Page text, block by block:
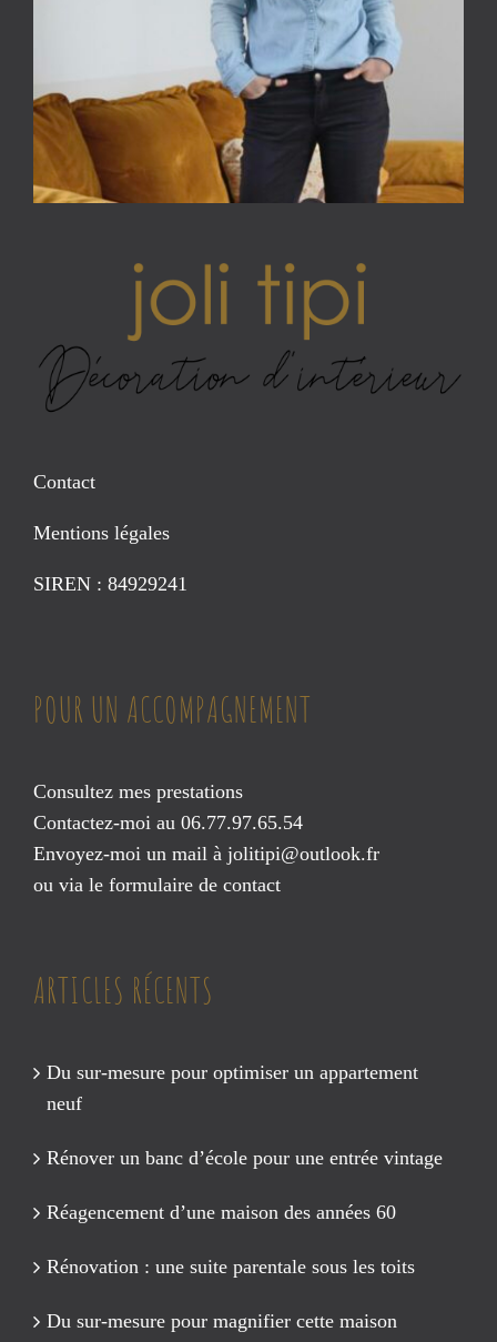
Contact
Mentions légales
SIREN : 84929241
POUR UN ACCOMPAGNEMENT
Consultez mes prestations
Contactez-moi au 06.77.97.65.54
Envoyez-moi un mail à jolitipi@outlook.fr
ou via le formulaire de contact
ARTICLES RÉCENTS
Du sur-mesure pour optimiser un appartement
neuf
Rénover un banc d’école pour une entrée vintage
Réagencement d’une maison des années 60
Rénovation : une suite parentale sous les toits
Du sur-mesure pour magnifier cette maison